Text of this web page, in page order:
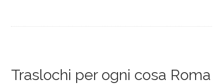
Traslochi per ogni cosa Roma